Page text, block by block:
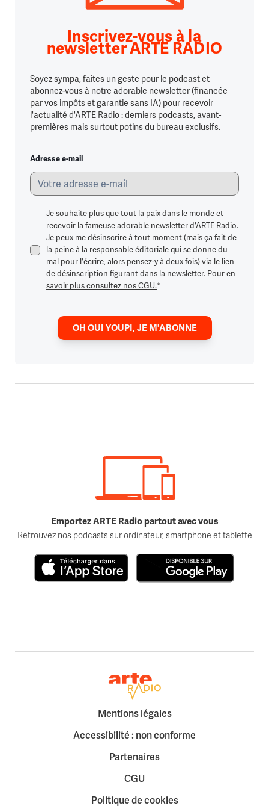
Inscrivez-vous à la
newsletter ARTE RADIO
Soyez sympa, faites un geste pour le podcast et
abonnez-vous à notre adorable newsletter (financée
par vos impôts et garantie sans IA) pour recevoir
l'actualité d'ARTE Radio : derniers podcasts, avant-
premières mais surtout potins du bureau exclusifs.
Adresse e-mail
Je souhaite plus que tout la paix dans le monde et
recevoir la fameuse adorable newsletter d'ARTE Radio.
Je peux me désinscrire à tout moment (mais ça fait de
la peine à la responsable éditoriale qui se donne du
mal pour l'écrire, alors pensez-y à deux fois) via le lien
de désinscription figurant dans la newsletter. Pour en
savoir plus consultez nos CGU.*
OH OUI YOUPI, JE M'ABONNE
Emportez ARTE Radio partout avec vous
Retrouvez nos podcasts sur ordinateur, smartphone et tablette
Retour à la page d'accueil
Mentions légales
Accessibilité : non conforme
Partenaires
CGU
Politique de cookies